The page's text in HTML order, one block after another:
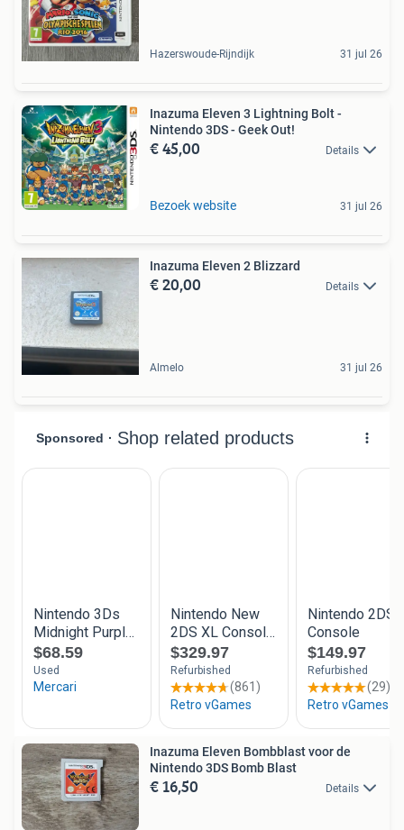
Hazerswoude-Rijndijk 31 jul 26
Inazuma Eleven 3 Lightning Bolt -
Nintendo 3DS - Geek Out!
€ 45,00 Details
Bezoek website 31 jul 26
Inazuma Eleven 2 Blizzard
€ 20,00 Details
Almelo 31 jul 26
Inazuma Eleven Bombblast voor de
Nintendo 3DS Bomb Blast
€ 16,50 Details